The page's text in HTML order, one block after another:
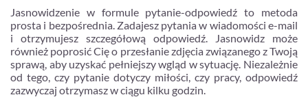
Jasnowidzenie w formule pytanie-odpowiedź to metoda
prosta i bezpośrednia. Zadajesz pytania w wiadomości e-mail
i otrzymujesz szczegółową odpowiedź. Jasnowidz może
również poprosić Cię o przesłanie zdjęcia związanego z Twoją
sprawą, aby uzyskać pełniejszy wgląd w sytuację. Niezależnie
od tego, czy pytanie dotyczy miłości, czy pracy, odpowiedź
zazwyczaj otrzymasz w ciągu kilku godzin.